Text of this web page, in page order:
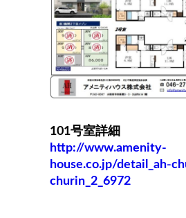
101号室詳細
http://www.amenity-
house.co.jp/detail_ah-
churin_2_6972